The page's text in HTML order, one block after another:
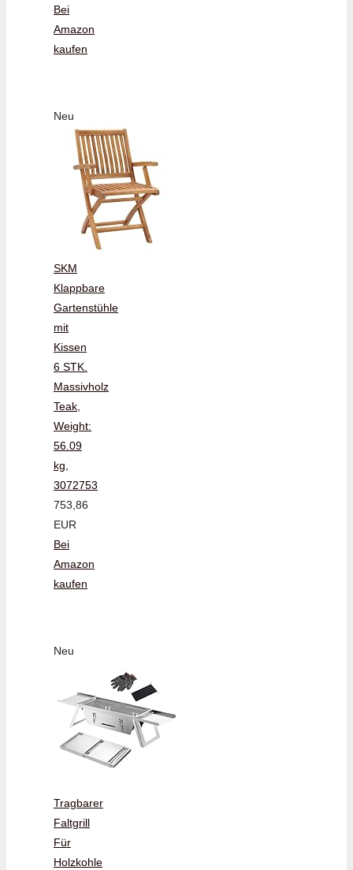
Bei
Amazon
kaufen
Neu
SKM
Klappbare
Gartenstühle
mit
Kissen
6 STK.
Massivholz
Teak,
Weight:
56.09
kg,
3072753
753,86
EUR
Bei
Amazon
kaufen
Neu
Tragbarer
Faltgrill
Für
Holzkohle